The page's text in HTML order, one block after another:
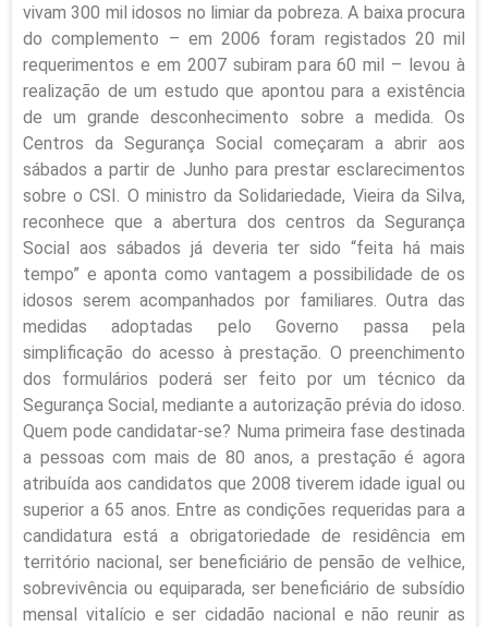
vivam 300 mil idosos no limiar da pobreza. A baixa procura
do complemento – em 2006 foram registados 20 mil
requerimentos e em 2007 subiram para 60 mil – levou à
realização de um estudo que apontou para a existência
de um grande desconhecimento sobre a medida. Os
Centros da Segurança Social começaram a abrir aos
sábados a partir de Junho para prestar esclarecimentos
sobre o CSI. O ministro da Solidariedade, Vieira da Silva,
reconhece que a abertura dos centros da Segurança
Social aos sábados já deveria ter sido “feita há mais
tempo” e aponta como vantagem a possibilidade de os
idosos serem acompanhados por familiares. Outra das
medidas adoptadas pelo Governo passa pela
simplificação do acesso à prestação. O preenchimento
dos formulários poderá ser feito por um técnico da
Segurança Social, mediante a autorização prévia do idoso.
Quem pode candidatar-se? Numa primeira fase destinada
a pessoas com mais de 80 anos, a prestação é agora
atribuída aos candidatos que 2008 tiverem idade igual ou
superior a 65 anos. Entre as condições requeridas para a
candidatura está a obrigatoriedade de residência em
território nacional, ser beneficiário de pensão de velhice,
sobrevivência ou equiparada, ser beneficiário de subsídio
mensal vitalício e ser cidadão nacional e não reunir as